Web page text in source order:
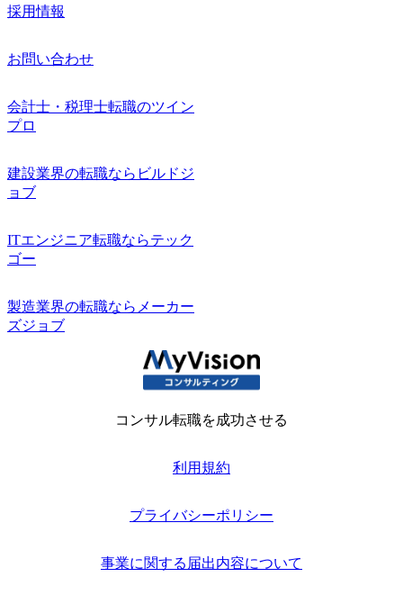
採用情報
お問い合わせ
会計士・税理士転職のツイン
プロ
建設業界の転職ならビルドジ
ョブ
ITエンジニア転職ならテック
ゴー
製造業界の転職ならメーカー
ズジョブ
コンサル転職を成功させる
利用規約
プライバシーポリシー
事業に関する届出内容について